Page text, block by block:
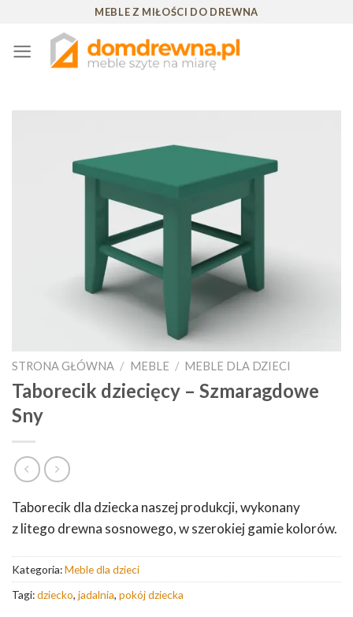
content
MEBLE Z MIŁOŚCI DO DREWNA
STRONA GŁÓWNA / MEBLE / MEBLE DLA DZIECI
Taborecik dziecięcy – Szmaragdowe
Sny
Taborecik dla dziecka naszej produkcji, wykonany
z litego drewna sosnowego, w szerokiej gamie kolorów.
Kategoria:Meble dla dzieci
Tagi:dziecko, jadalnia, pokój dziecka